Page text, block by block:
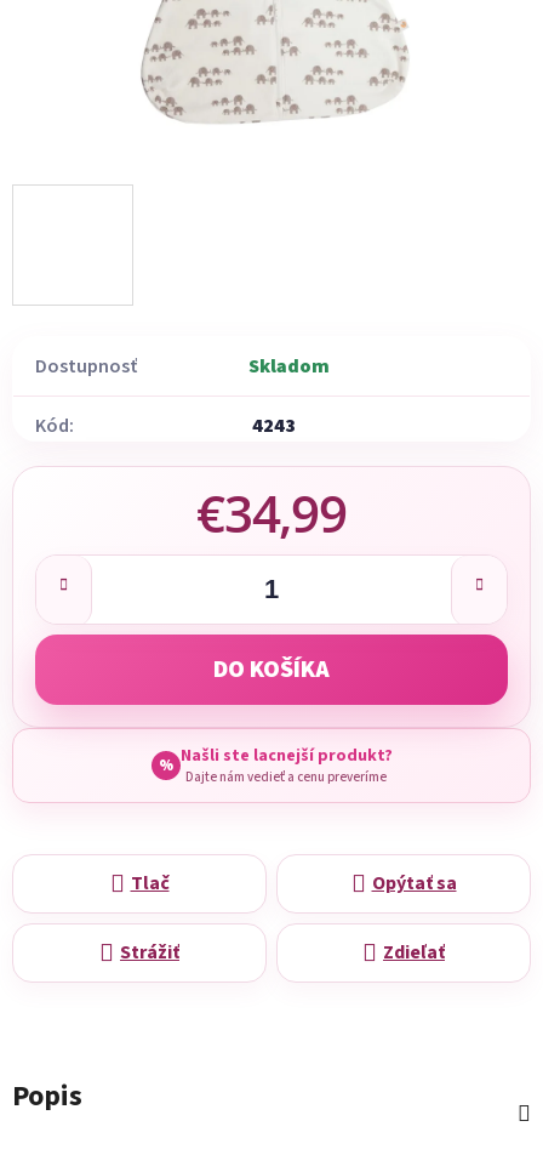
Dostupnosť Skladom
Kód: 4243
€34,99
Jednotková cena:
DO KOŠÍKA
% Našli ste lacnejší produkt?
Dajte nám vedieť a cenu preveríme
Tlač Opýtať sa
Strážiť Zdieľať
Popis